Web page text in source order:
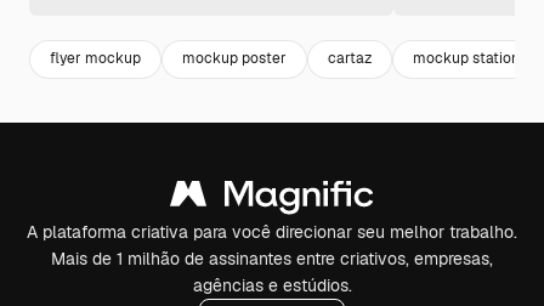
flyer mockup mockup poster cartaz mockup stationery
A plataforma criativa para você direcionar seu melhor trabalho.
Mais de 1 milhão de assinantes entre criativos, empresas,
agências e estúdios.